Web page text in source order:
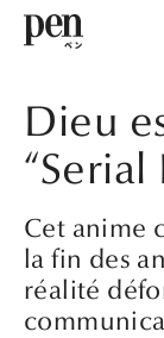
Dieu
Cet anime
la fin des
réalité